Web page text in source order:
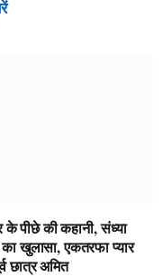
पीछे की कहानी, संध्या
खुलासा, एकतरफा प्यार
छात्र अमित